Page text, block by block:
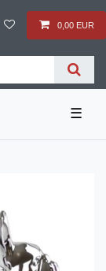
0,00 EUR
☰